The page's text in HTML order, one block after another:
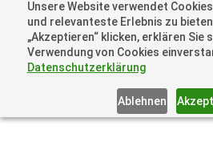
Unsere Website verwendet
und relevanteste Erlebnis zu
„Akzeptieren“ klicken, erklären Sie
Verwendung von Cookies
Datenschutzerklärung
Ablehnen
+41 44505 6667 oder +49